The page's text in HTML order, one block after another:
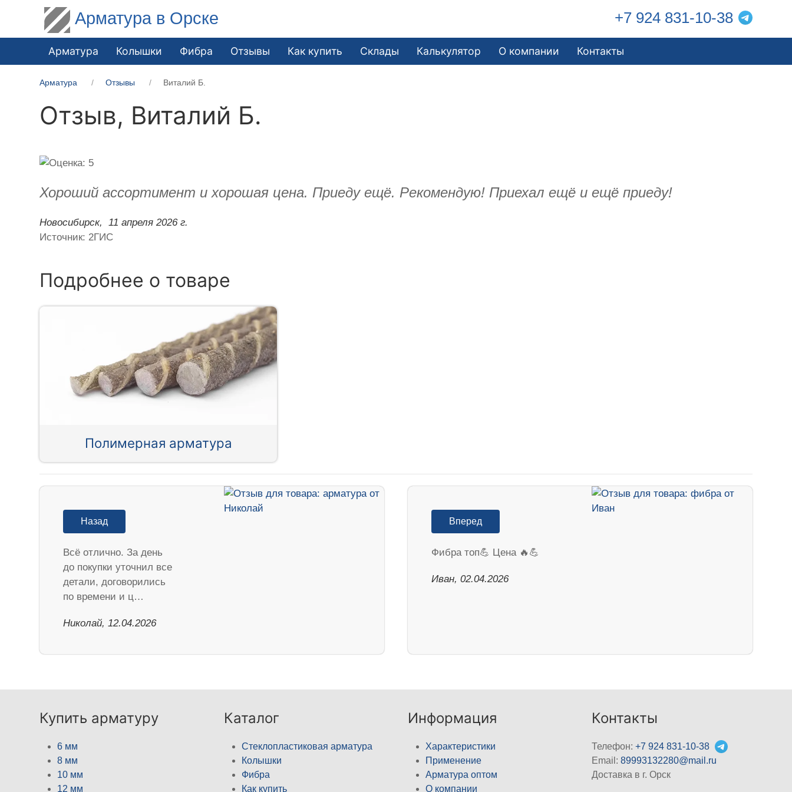
Арматура в Орске +7 924 831-10-38
Арматура Колышки Фибра Отзывы Как купить Склады Калькулятор О компании Контакты
Арматура Отзывы Виталий Б.
Отзыв, Виталий Б.
Хороший ассортимент и хорошая цена. Приеду ещё. Рекомендую! Приехал ещё и ещё приеду!
Новосибирск,
11 апреля 2026 г.
Источник: 2ГИС
Подробнее о товаре
Полимерная арматура
Назад
Всё отлично. За день
до покупки уточнил все
детали, договорились
по времени и ц…
Николай, 12.04.2026
Вперед
Фибра топ💪 Цена 🔥💪
Иван, 02.04.2026
Купить арматуру
6 мм
8 мм
10 мм
12 мм
Каталог
Стеклопластиковая арматура
Колышки
Фибра
Как купить
Информация
Характеристики
Применение
Арматура оптом
О компании
Контакты
Телефон:+7 924 831-10-38
Email:89993132280@mail.ru
Доставка в г. Орск